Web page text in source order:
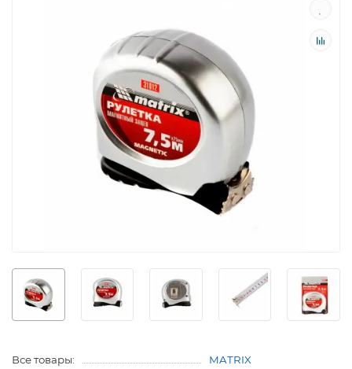
Все товары:
MATRIX